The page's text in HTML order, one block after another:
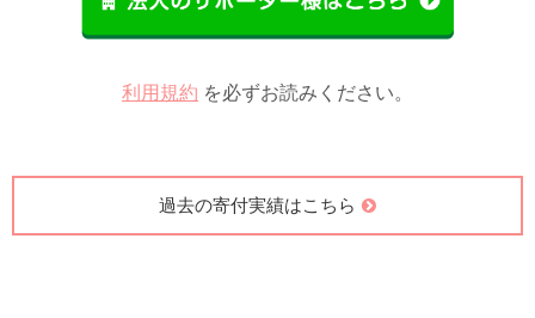
利用規約 を必ずお読みください。
過去の寄付実績はこちら